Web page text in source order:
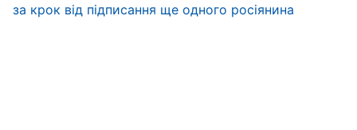
за крок від підписання ще одного росіянина